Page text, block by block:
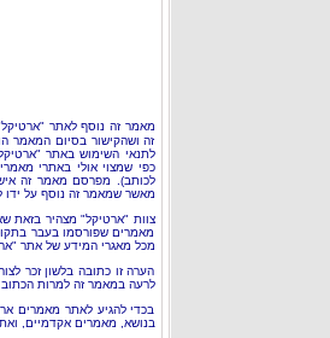
מאמר זה נוסף לאתר
זה ושהקישור בסיום המאמר
לתנאי השימוש באתר
כפי שמצוי אולי באתרי
לכותב). מפרסם מאמר זה
מאשר שמאמר זה נוסף על ידו
צוות "ארטיקל" מצהיר בזאת
מאמרים שפורסמו בעבר
מכל מאגרי המידע של אתר
הערה זו כתובה בלשון זכר
לרעה במאמר זה למרות הכתוב
בכדי להגיע לאתר מאמרים
בנושא, מאמרים אקדמיים,